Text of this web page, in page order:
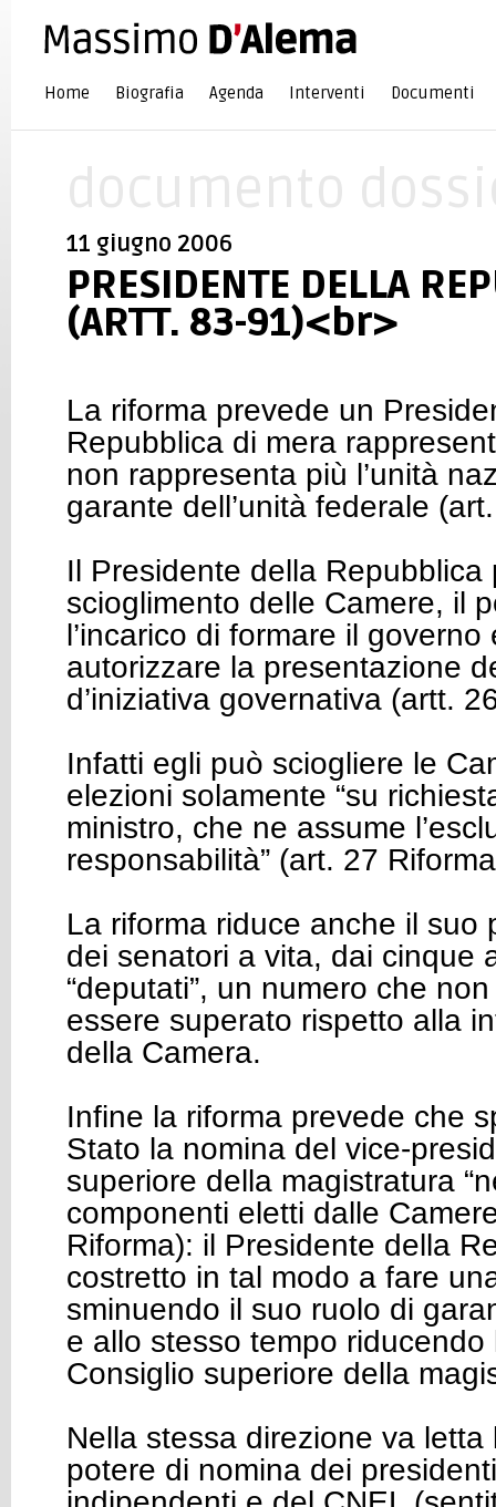
Home Biografia Agenda Interventi Documenti
11 giugno 2006
PRESIDENTE DELLA
(ARTT. 83-91)<br>
La riforma prevede un
Repubblica di mera
non rappresenta più l’unità
garante dell’unità federale
Il Presidente della Repubblica
scioglimento delle Camere, il
l’incarico di formare il
autorizzare la presentazione
d’iniziativa governativa (artt.
Infatti egli può sciogliere le
elezioni solamente “su
ministro, che ne assume
responsabilità” (art. 27
La riforma riduce anche il suo
dei senatori a vita, dai cinque
“deputati”, un numero che
essere superato rispetto alla
della Camera.
Infine la riforma prevede che
Stato la nomina del vice-
superiore della magistratura
componenti eletti dalle
Riforma): il Presidente della
costretto in tal modo a fare
sminuendo il suo ruolo di
e allo stesso tempo riducendo
Consiglio superiore della
Nella stessa direzione va letta
potere di nomina dei